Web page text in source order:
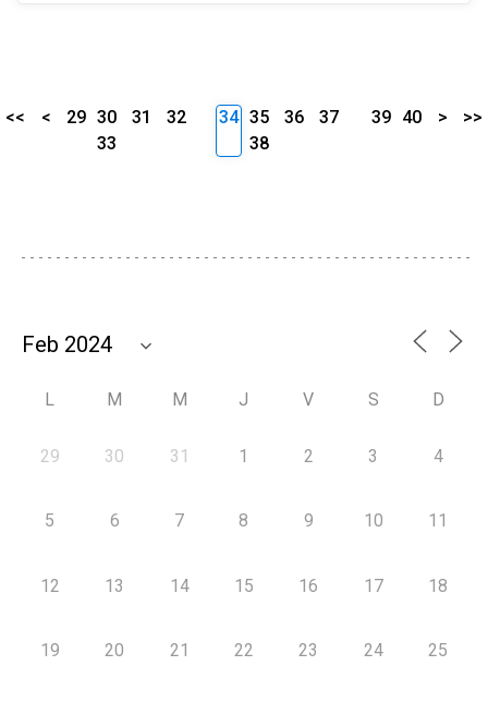
<< < 29 30 31
32
33
34 35 36
37
38
39 40 > >>
L M M J V S D
29 30 31 1 2 3 4
5 6 7 8 9 10 11
12 13 14 15 16 17 18
19 20 21 22 23 24 25